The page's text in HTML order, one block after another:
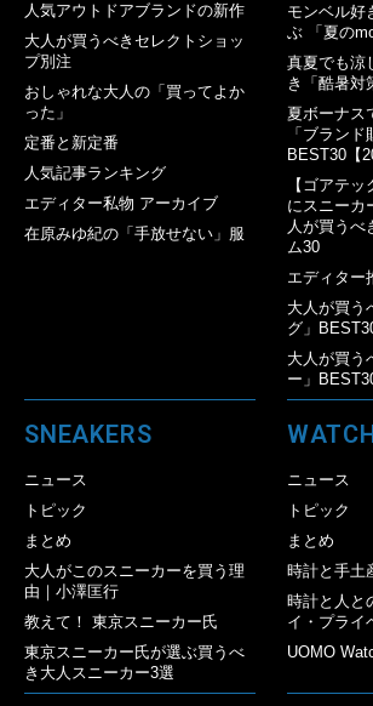
人気アウトドアブランドの新作
大人が買うべきセレクトショッ
プ別注
おしゃれな大人の「買ってよか
った」
定番と新定番
人気記事ランキング
エディター私物 アーカイブ
在原みゆ紀の「手放せない」服
モンベル好
ぶ 「夏の
真夏でも涼
き「酷暑対
夏ボーナス
「ブランド
BEST30【
【ゴアテ
にスニーカ
人が買うべ
ム30
エディター
大人が買う
グ」
大人が買う
ー」
SNEAKERS
ニュース
トピック
まとめ
大人がこのスニーカーを買う理
由｜小澤匡行
教えて！ 東京スニーカー氏
東京スニーカー氏が選ぶ買うべ
き大人スニーカー3選
WATCH
ニュース
トピック
まとめ
時計と手土
時計と人と
イ・プライ
UOMO